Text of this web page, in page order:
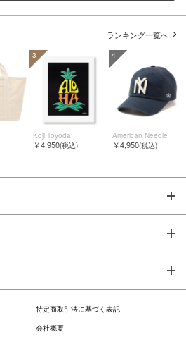
ランキング一覧へ
3
Koji Toyoda
￥4,950(税込)
4
American Needle
￥4,950(税込)
特定商取引法に基づく表記
会社概要